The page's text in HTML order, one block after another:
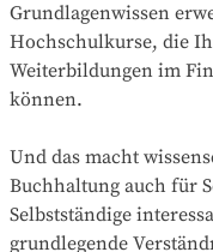
Grundlagenwissen
Hochschulkurse, die
Weiterbildungen im
können.
Und das macht
Buchhaltung auch für
Selbstständige
grundlegende